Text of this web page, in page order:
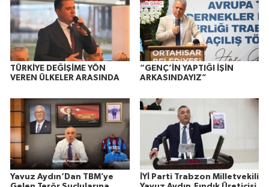
TÜRKİYE DEĞİŞİME YÖN
VEREN ÜLKELER ARASINDA
“GENÇ’İN YAPTIĞI İŞİN
ARKASINDAYIZ”
Yavuz Aydın‘Dan TBM’ye
İYİ Parti Trabzon Milletvekili